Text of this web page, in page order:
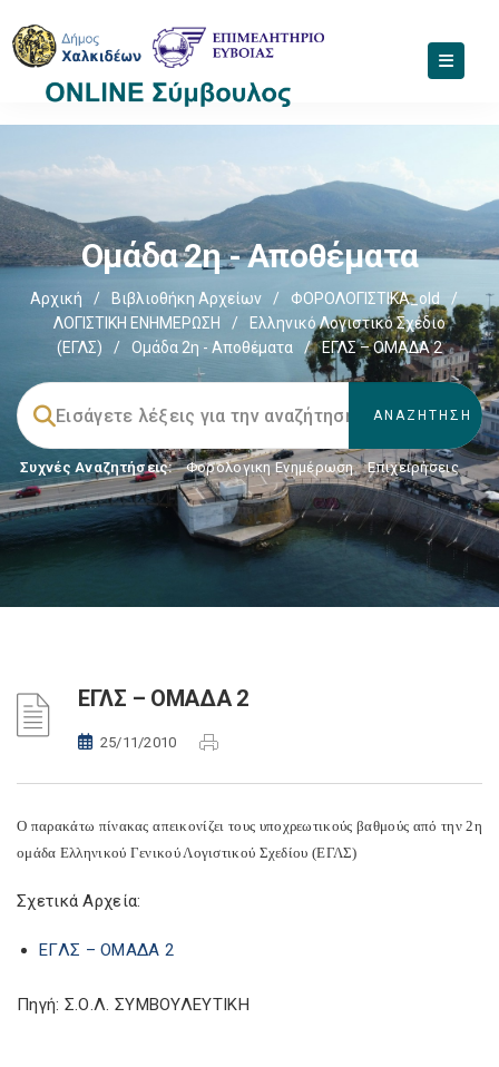
Ομάδα 2η - Αποθέματα
Αρχική / Βιβλιοθήκη Αρχείων / ΦΟΡΟΛΟΓΙΣΤΙΚΑ_old
/
ΛΟΓΙΣΤΙΚΗ ΕΝΗΜΕΡΩΣΗ
/
Ελληνικό Λογιστικό Σχέδιο
(ΕΓΛΣ)
/ Ομάδα 2η - Αποθέματα / ΕΓΛΣ – ΟΜΑΔΑ 2
Συχνές Αναζητήσεις: Φορολογικη Ενημέρωση, Επιχειρήσεις
ΕΓΛΣ – ΟΜΑΔΑ 2
25/11/2010
Ο παρακάτω πίνακας απεικονίζει τους υποχρεωτικούς βαθμούς από την 2η
ομάδα Ελληνικού Γενικού Λογιστικού Σχεδίου (ΕΓΛΣ)
Σχετικά Αρχεία:
ΕΓΛΣ – ΟΜΑΔΑ 2
Πηγή: Σ.Ο.Λ. ΣΥΜΒΟΥΛΕΥΤΙΚΗ